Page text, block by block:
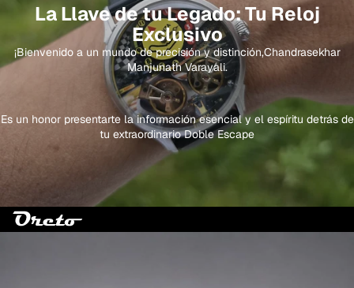
La Llave de tu Legado: Tu Reloj
Exclusivo
¡Bienvenido a un mundo de precisión y distinción,Chandrasekhar
Manjunath Varayali.
Es un honor presentarte la información esencial y el espíritu detrás de
tu extraordinario Doble Escape